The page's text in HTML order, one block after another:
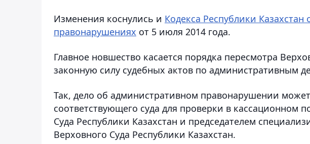
Изменения коснулись и Кодекса Республики
правонарушениях от 5 июля 2014 года.
Главное новшество касается порядка пересмотра
законную силу судебных актов по административным
Так, дело об административном правонарушении
соответствующего суда для проверки в кассационном
Суда Республики Казахстан и председателем
Верховного Суда Республики Казахстан.